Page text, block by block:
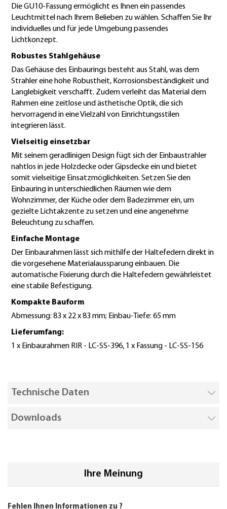
Die GU10-Fassung ermöglicht es Ihnen ein passendes
Leuchtmittel nach Ihrem Belieben zu wählen. Schaffen Sie Ihr
individuelles und für jede Umgebung passendes
Lichtkonzept.
Robustes Stahlgehäuse
Das Gehäuse des Einbaurings besteht aus Stahl, was dem
Strahler eine hohe Robustheit, Korrosionsbeständigkeit und
Langlebigkeit verschafft. Zudem verleiht das Material dem
Rahmen eine zeitlose und ästhetische Optik, die sich
hervorragend in eine Vielzahl von Einrichtungsstilen
integrieren lässt.
Vielseitig einsetzbar
Mit seinem geradlinigen Design fügt sich der Einbaustrahler
nahtlos in jede Holzdecke oder Gipsdecke ein und bietet
somit vielseitige Einsatzmöglichkeiten. Setzen Sie den
Einbauring in unterschiedlichen Räumen wie dem
Wohnzimmer, der Küche oder dem Badezimmer ein, um
gezielte Lichtakzente zu setzen und eine angenehme
Beleuchtung zu schaffen.
Einfache Montage
Der Einbaurahmen lässt sich mithilfe der Haltefedern direkt in
die vorgesehene Materialaussparung einbauen. Die
automatische Fixierung durch die Haltefedern gewährleistet
eine stabile Befestigung.
Kompakte Bauform
Abmessung: 83 x 22 x 83 mm; Einbau-Tiefe: 65 mm
Lieferumfang:
1 x Einbaurahmen RIR - LC-SS-396, 1 x Fassung - LC-SS-156
Technische Daten
Downloads
Ihre Meinung
Fehlen Ihnen Informationen zu ?